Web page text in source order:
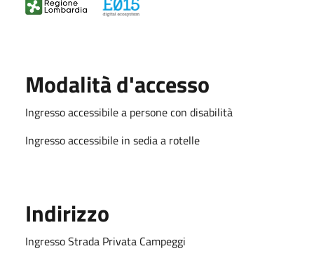
Modalità d'accesso
Ingresso accessibile a persone con disabilità
Ingresso accessibile in sedia a rotelle
Indirizzo
Ingresso Strada Privata Campeggi